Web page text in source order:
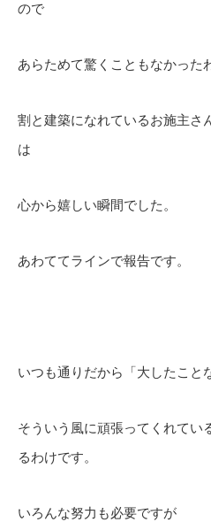
ので
あらためて驚くこともなかった
割と建築になれているお施主さ
は
心から嬉しい瞬間でした。
あわててラインで報告です。
いつも通りだから「大したこと
そういう風に頑張ってくれてい
るわけです。
いろんな努力も必要ですが